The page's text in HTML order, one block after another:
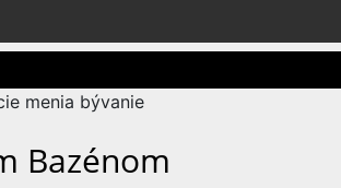
menia bývanie
Bazénom